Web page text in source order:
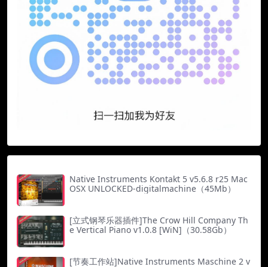
Native Instruments Kontakt 5 v5.6.8 r25 Mac
OSX UNLOCKED-digitalmachine（45Mb）
[立式钢琴乐器插件]The Crow Hill Company Th
e Vertical Piano v1.0.8 [WiN]（30.58Gb）
[节奏工作站]Native Instruments Maschine 2 v